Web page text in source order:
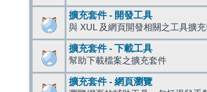
擴充套件 - 開發工具
與 XUL 及網頁開發相關之工具擴
擴充套件 - 下載工具
幫助下載檔案之擴充套件
擴充套件 - 網頁瀏覽